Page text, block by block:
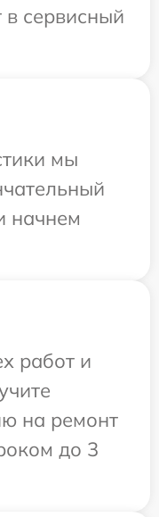
в сервисный
мы
начнем
работ и
на ремонт
до 3